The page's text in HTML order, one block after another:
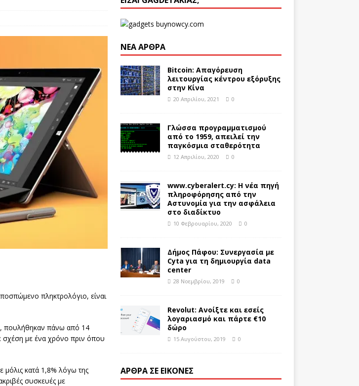
πληκτρολόγιο, είναι
πουλήθηκαν πάνω από 14
σχέση με ένα χρόνο πριν όπου
μόλις κατά 1,8% λόγω της
συσκευές με
ΝΈΑ ΆΡΘΡΑ
Bitcoin: Απαγόρευση
λειτουργίας κέντρου εξόρυξης
στην Κίνα
20 Απριλίου, 2021 0
Γλώσσα προγραμματισμού
από το 1959, απειλεί την
παγκόσμια σταθερότητα
12 Απριλίου, 2020 0
www.cyberalert.cy: Η νέα πηγή
πληροφόρησης από την
Αστυνομία για την ασφάλεια
στο διαδίκτυο
10 Φεβρουαρίου, 2020 0
Δήμος Πάφου: Συνεργασία με
Cyta για τη δημιουργία data
center
28 Νοεμβρίου, 2019 0
Revolut: Ανοίξτε και εσείς
λογαριασμό και πάρτε €10
δώρο
15 Αυγούστου, 2019 0
ΆΡΘΡΑ ΣΕ ΕΙΚΌΝΕΣ